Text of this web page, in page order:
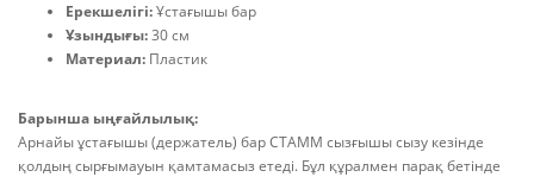
Ерекшелігі:Ұстағышы бар
Ұзындығы:30 см
Материал: Пластик
Барынша ыңғайлылық:
Арнайы ұстағышы (держатель) бар СТАММ сызғышы сызу кезінде
қолдың сырғымауын қамтамасыз етеді. Бұл құралмен парақ бетінде